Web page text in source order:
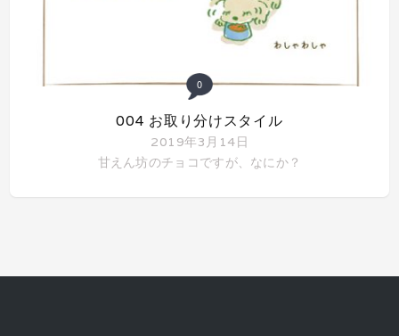
0
004 お取り分けスタイル
2019年3月14日
甘えん坊のチョコですが、なにか？